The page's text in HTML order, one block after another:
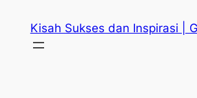
content
Kisah Sukses dan Inspirasi |